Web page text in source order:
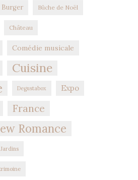
Burger Bûche de Noël
Château
Comédie musicale
Cuisine
Degustabox Expo
France
Romance
Jardins